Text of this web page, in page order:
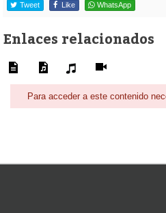
Tweet Like WhatsApp
Enlaces relacionados
Para acceder a este contenido